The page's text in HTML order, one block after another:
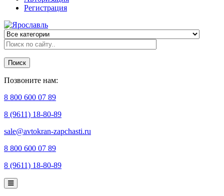
Регистрация
Поиск
Позвоните нам:
8 800 600 07 89
8 (9611) 18-80-89
sale@avtokran-zapchasti.ru
8 800 600 07 89
8 (9611) 18-80-89